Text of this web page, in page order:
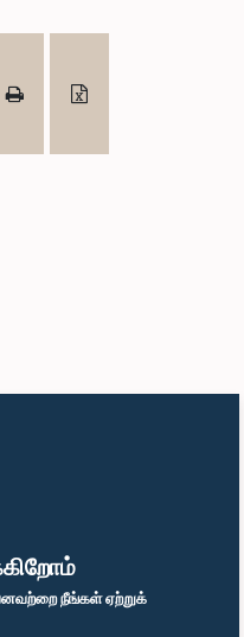
நீங்கள் ஏற்றுக்